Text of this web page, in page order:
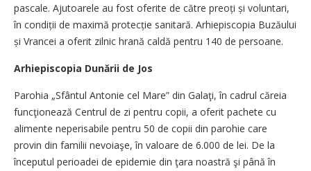
pascale. Ajutoarele au fost oferite de către preoți și voluntari,
în condiții de maximă protecție sanitară. Arhiepiscopia Buzăului
și Vrancei a oferit zilnic hrană caldă pentru 140 de persoane.
Arhiepiscopia Dunării de Jos
Parohia „Sfântul Antonie cel Mare” din Galaţi, în cadrul căreia
funcţionează Centrul de zi pentru copii, a oferit pachete cu
alimente neperisabile pentru 50 de copii din parohie care
provin din familii nevoiaşe, în valoare de 6.000 de lei. De la
începutul perioadei de epidemie din ţara noastră şi până în